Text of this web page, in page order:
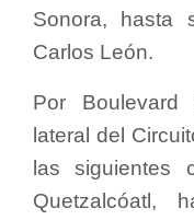
Sonora, hasta
Carlos León.
Por
lateral del
las siguientes
Quetzalcóatl,